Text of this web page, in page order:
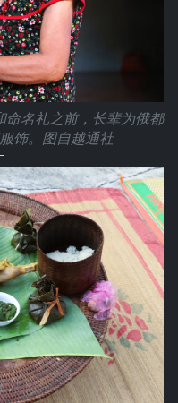
命名礼之前，长辈为俄都
饰。图自越通社